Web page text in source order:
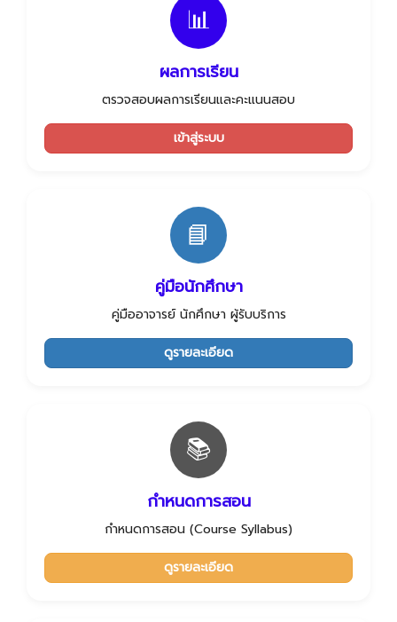
📊
ผลการเรียน
ตรวจสอบผลการเรียนและคะแนนสอบ
เข้าสู่ระบบ
📘
คู่มือนักศึกษา
คู่มืออาจารย์ นักศึกษา ผู้รับบริการ
ดูรายละเอียด
📚
กำหนดการสอน
กำหนดการสอน (Course Syllabus)
ดูรายละเอียด